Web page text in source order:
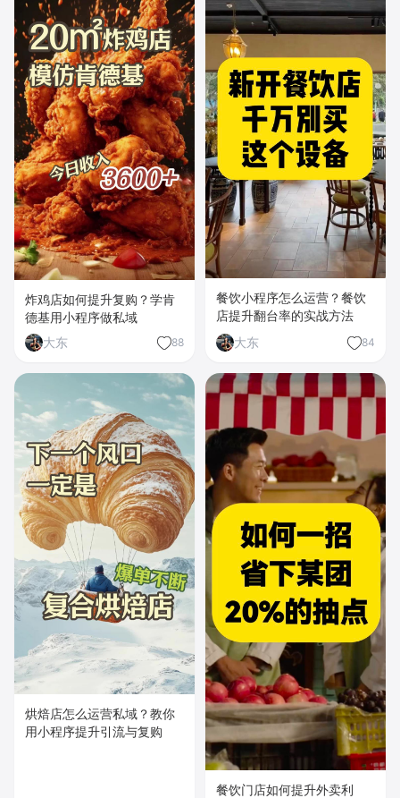
炸鸡店如何提升复购？学肯
德基用小程序做私域
大东
88
餐饮小程序怎么运营？餐饮
店提升翻台率的实战方法
大东
84
烘焙店怎么运营私域？教你
用小程序提升引流与复购
餐饮门店如何提升外卖利